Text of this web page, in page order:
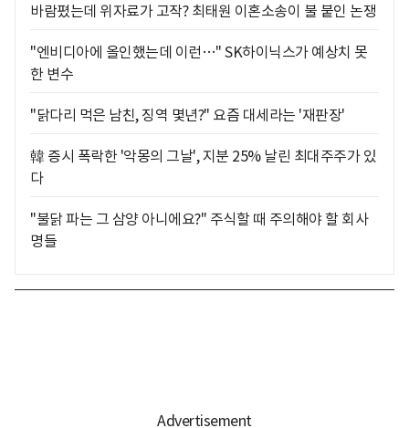
바람폈는데 위자료가 고작? 최태원 이혼소송이 불 붙인 논쟁
"엔비디아에 올인했는데 이런…" SK하이닉스가 예상치 못
한 변수
"닭다리 먹은 남친, 징역 몇년?" 요즘 대세라는 '재판장'
韓 증시 폭락한 '악몽의 그날', 지분 25% 날린 최대주주가 있
다
"불닭 파는 그 삼양 아니에요?" 주식할 때 주의해야 할 회사
명들